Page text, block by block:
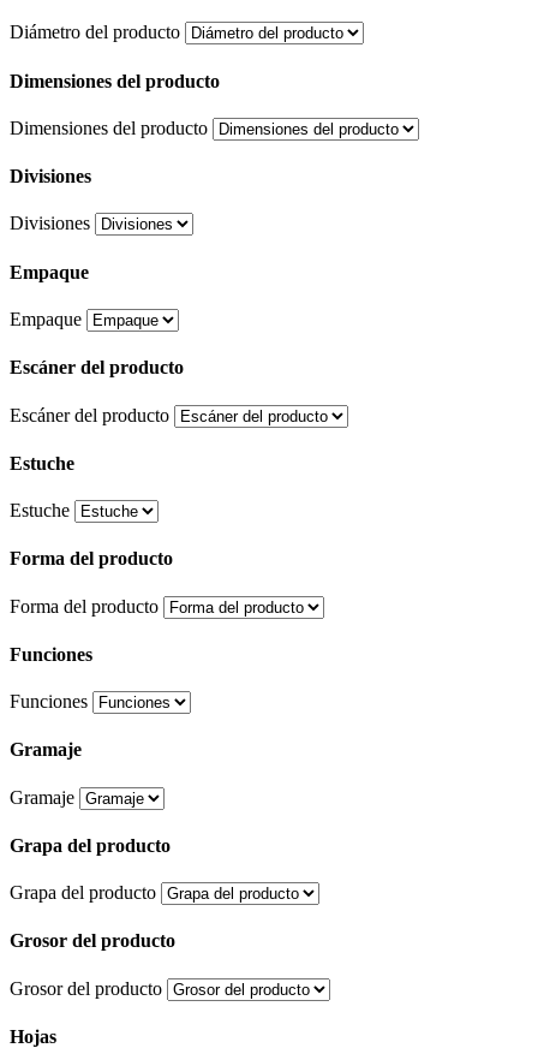
Diámetro del producto
Dimensiones del producto
Dimensiones del producto
Divisiones
Divisiones
Empaque
Empaque
Escáner del producto
Escáner del producto
Estuche
Estuche
Forma del producto
Forma del producto
Funciones
Funciones
Gramaje
Gramaje
Grapa del producto
Grapa del producto
Grosor del producto
Grosor del producto
Hojas